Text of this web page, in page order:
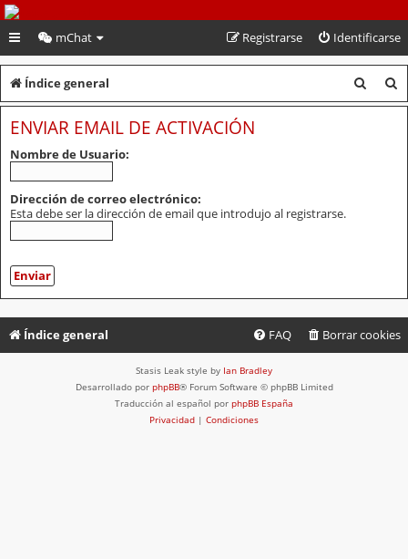
PeruVoley.com
mChat Identificarse
Registrarse
Índice general
u
u
ENVIAR EMAIL DE ACTIVACIÓN
Nombre de Usuario:
Dirección de correo electrónico:
Esta debe ser la dirección de email que introdujo al registrarse.
Índice general Borrar cookies
FAQ
Stasis Leak style by Ian Bradley
Desarrollado por phpBB® Forum Software © phpBB Limited
Traducción al español por phpBB España
Privacidad | Condiciones